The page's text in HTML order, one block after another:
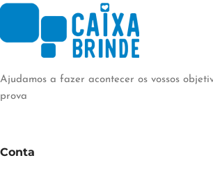
Ajudamos a fazer acontecer os vossos
prova
Conta